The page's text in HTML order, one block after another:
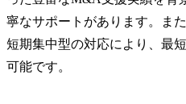
寧なサポートがあります。ま
短期集中型の対応により、最
可能です。